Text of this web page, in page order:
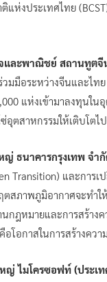
ห่งประเทศไทย
และพาณิชย์ สถานทูตจี
มมือระหว่างจีนและไ
แห่งเข้ามาลงทุนใน
อุตสาหกรรมให้เติบโตไ
ญ่ ธนาคารกรุงเทพ จำ
Transition) และการ
ภาพภูมิอากาศจะทำใ
กฎหมายและการสร้าง
โอกาสในการสร้างควา
ญ่ ไมโครซอฟท์ (ประเ